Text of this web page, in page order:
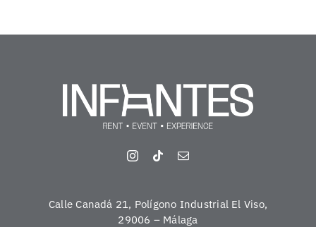
Calle Canadá 21, Polígono Industrial El Viso,
29006 – Málaga